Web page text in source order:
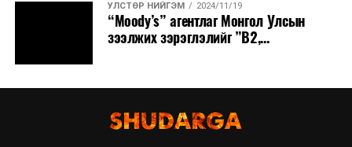
УЛСТӨР НИЙГЭМ 2024/11/19
“Moody’s” агентлаг Монгол Улсын
зээлжих зэрэглэлийг ”В2,...